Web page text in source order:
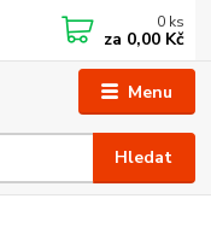
Menu
Hledat
0 ks
za 0,00 Kč